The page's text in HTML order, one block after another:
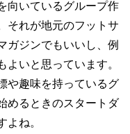
向いているグループ作
それが地元のフットサ
ガジンでもいいし、例
よいと思っています。
や趣味を持っているグ
めるときのスタートダ
よね。